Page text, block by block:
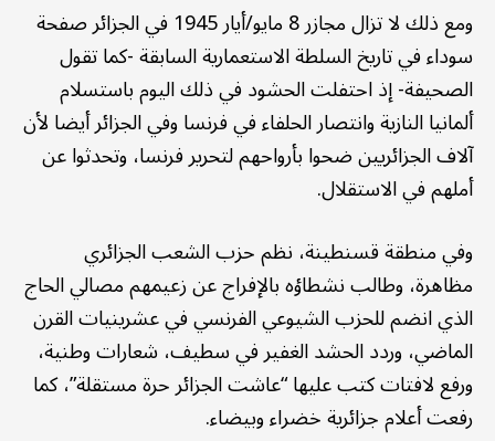
ومع ذلك لا تزال مجازر 8 مايو/أيار 1945 في الجزائر صفحة
سوداء في تاريخ السلطة الاستعمارية السابقة -كما تقول
الصحيفة- إذ احتفلت الحشود في ذلك اليوم باستسلام
ألمانيا النازية وانتصار الحلفاء في فرنسا وفي الجزائر أيضا لأن
آلاف الجزائريين ضحوا بأرواحهم لتحرير فرنسا، وتحدثوا عن
أملهم في الاستقلال.
وفي منطقة قسنطينة، نظم حزب الشعب الجزائري
مظاهرة، وطالب نشطاؤه بالإفراج عن زعيمهم مصالي الحاج
الذي انضم للحزب الشيوعي الفرنسي في عشرينيات القرن
الماضي، وردد الحشد الغفير في سطيف، شعارات وطنية،
ورفع لافتات كتب عليها “عاشت الجزائر حرة مستقلة”، كما
رفعت أعلام جزائرية خضراء وبيضاء.